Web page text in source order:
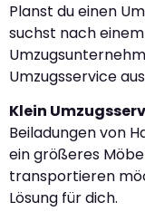
Planst du einen
suchst nach
Umzugsservice
Klein
Beiladungen von
ein größeres
transportieren
Lösung für dich.